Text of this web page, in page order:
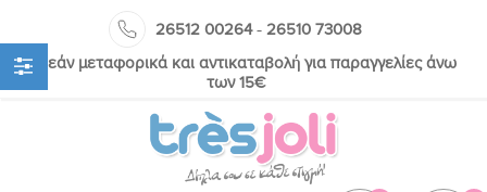
26512 00264- 26510 73008
Δωρεάν μεταφορικά και αντικαταβολή για παραγγελίες άνω
των 15€